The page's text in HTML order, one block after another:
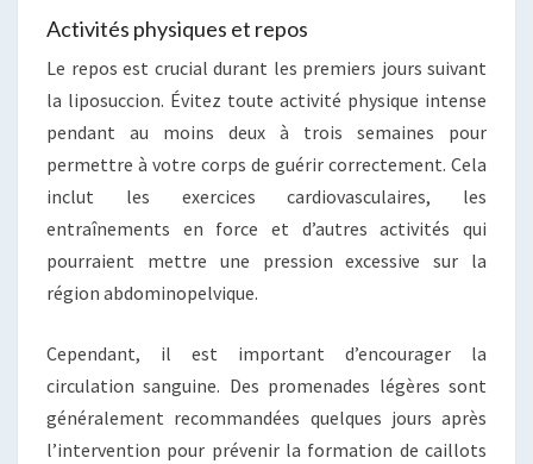
Activités physiques et repos
Le repos est crucial durant les premiers jours suivant
la liposuccion. Évitez toute activité physique intense
pendant au moins deux à trois semaines pour
permettre à votre corps de guérir correctement. Cela
inclut les exercices cardiovasculaires, les
entraînements en force et d’autres activités qui
pourraient mettre une pression excessive sur la
région abdominopelvique.
Cependant, il est important d’encourager la
circulation sanguine. Des promenades légères sont
généralement recommandées quelques jours après
l’intervention pour prévenir la formation de caillots